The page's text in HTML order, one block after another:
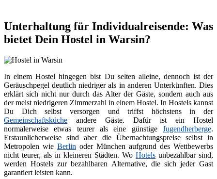
Unterhaltung für Individualreisende: Was
bietet Dein Hostel in Warsin?
In einem Hostel hingegen bist Du selten alleine, dennoch ist der
Geräuschpegel deutlich niedriger als in anderen Unterkünften. Dies
erklärt sich nicht nur durch das Alter der Gäste, sondern auch aus
der meist niedrigeren Zimmerzahl in einem Hostel. In Hostels kannst
Du Dich selbst versorgen und triffst höchstens in der
Gemeinschaftsküche andere Gäste. Dafür ist ein Hostel
normalerweise etwas teurer als eine günstige Jugendherberge.
Erstaunlicherweise sind aber die Übernachtungspreise selbst in
Metropolen wie Berlin oder München aufgrund des Wettbewerbs
nicht teurer, als in kleineren Städten. Wo Hotels unbezahlbar sind,
werden Hostels zur bezahlbaren Alternative, die sich jeder Gast
garantiert leisten kann.